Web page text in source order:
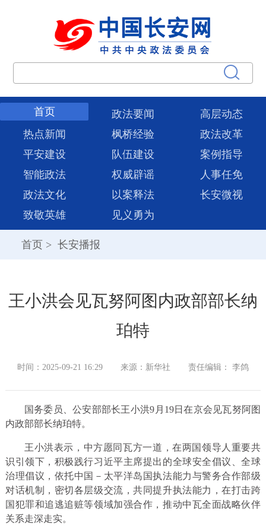
首页 政法要闻
高层动态
热点新闻
枫桥经验
政法改革
平安建设
队伍建设
案例指导
智能政法
权威辟谣
人事任免
政法文化
以案释法
长安微视
致敬英雄
见义勇为
首页 > 长安播报
王小洪会见瓦努阿图内政部部长纳
珀特
时间：2025-09-21 16:29 来源：新华社 责任编辑： 李鸽
国务委员、公安部部长王小洪9月19日在京会见瓦努阿图
内政部部长纳珀特。
王小洪表示，中方愿同瓦方一道，在两国领导人重要共
识引领下，积极践行习近平主席提出的全球安全倡议、全球
治理倡议，依托中国－太平洋岛国执法能力与警务合作部级
对话机制，密切各层级交流，共同提升执法能力，在打击跨
国犯罪和追逃追赃等领域加强合作，推动中瓦全面战略伙伴
关系走深走实。